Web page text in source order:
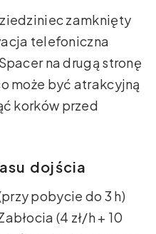
zamknięty
telefoniczna
na drugą stronę
może być atrakcyjną
korków przed
dojścia
pobycie do 3 h)
(4 zł/h + 10